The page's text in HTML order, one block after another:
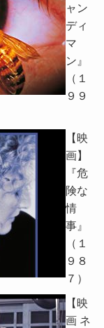
ャン
ディ
マ
ン』
（１
９９
【映
画】
『危
険な
情
事』
（１
９８
７）
【映
画 ネ